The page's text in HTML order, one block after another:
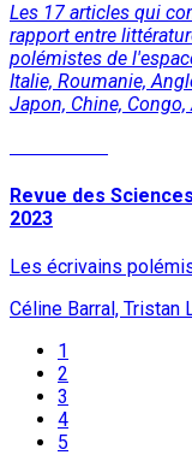
Les 17 articles qui
rapport entre
polémistes de
Italie, Roumanie,
Japon, Chine, Congo,
Revue des
2023
Les écrivains
Céline Barral, Tristan
1
2
3
4
5